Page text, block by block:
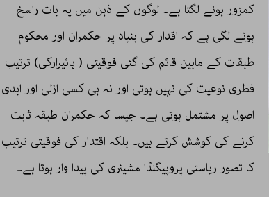
کمزور ہونے لگتا ہے۔ لوگوں کے ذہن میں یہ بات راسخ
ہونے لگی ہے کہ اقدار کی بنیاد پر حکمران اور محکوم
طبقات کے مابین قائم کی گئی فوقیتی ( ہائیرارکی) ترتیب
فطری نوعیت کی نہیں ہوتی اور نہ ہی کسی ازلی اور ابدی
اصول پر مشتمل ہوتی ہے۔ جیسا کہ حکمران طبقہ ثابت
کرنے کی کوشش کرتے ہیں۔ بلکہ اقتدار کی فوقیتی ترتیب
کا تصور ریاستی پروپیگنڈا مشینری کی پیدا وار ہوتا ہے۔